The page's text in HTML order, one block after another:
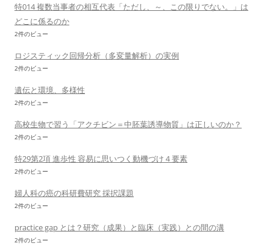
特014 複数当事者の相互代表「ただし、～、この限りでない。」は
どこに係るのか
2件のビュー
ロジスティック回帰分析（多変量解析）の実例
2件のビュー
遺伝と環境、多様性
2件のビュー
高校生物で習う「アクチビン＝中胚葉誘導物質」は正しいのか？
2件のビュー
特29第2項 進歩性 容易に思いつく動機づけ４要素
2件のビュー
婦人科の癌の科研費研究 採択課題
2件のビュー
practice gap とは？研究（成果）と臨床（実践）との間の溝
2件のビュー